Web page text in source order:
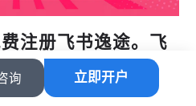
注册飞书逸途。飞
境电商品牌提供的
询 立即开户